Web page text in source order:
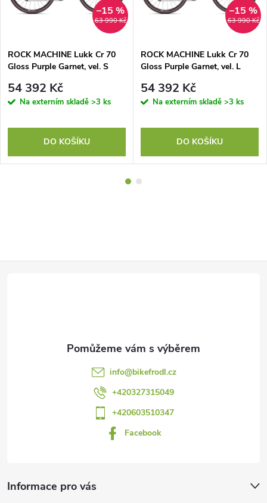
63 990 Kč
–15 %
ROCK MACHINE Lukk Cr 70
Gloss Purple Garnet, vel. S
54 392 Kč
Na externím skladě >3 ks
DO KOŠÍKU
63 990 Kč
–15 %
ROCK MACHINE Lukk Cr 70
Gloss Purple Garnet, vel. L
54 392 Kč
Na externím skladě >3 ks
DO KOŠÍKU
info@bikefrodl.cz
+420327315049
+420603510347
Facebook
Informace pro vás